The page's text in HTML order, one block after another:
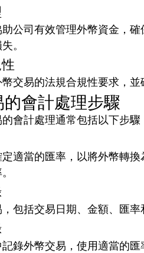
公司有效管理外幣資金，
。
交易的法規合規性要求，
會計處理步驟
會計處理通常包括以下步驟
適當的匯率，以將外幣轉
包括交易日期、金額、匯
錄外幣交易，使用適當的